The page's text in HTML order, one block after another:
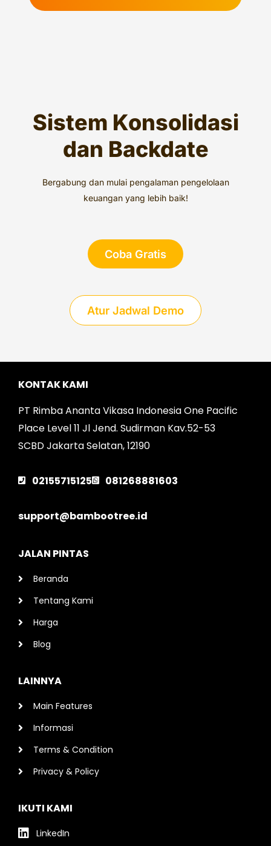
Sistem Konsolidasi
dan Backdate
Bergabung dan mulai pengalaman pengelolaan
keuangan yang lebih baik!
Coba Gratis
Atur Jadwal Demo
KONTAK KAMI
PT Rimba Ananta Vikasa Indonesia One Pacific
Place Level 11 Jl Jend. Sudirman Kav.52-53
SCBD Jakarta Selatan, 12190
02155715125 081268881603
support@bambootree.id
JALAN PINTAS
Beranda
Tentang Kami
Harga
Blog
LAINNYA
Main Features
Informasi
Terms & Condition
Privacy & Policy
IKUTI KAMI
LinkedIn